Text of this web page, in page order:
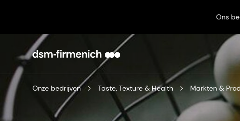
Ons
Onze bedrijven Taste, Texture & Health Markten &